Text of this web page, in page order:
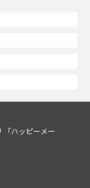
「ハッピーメー